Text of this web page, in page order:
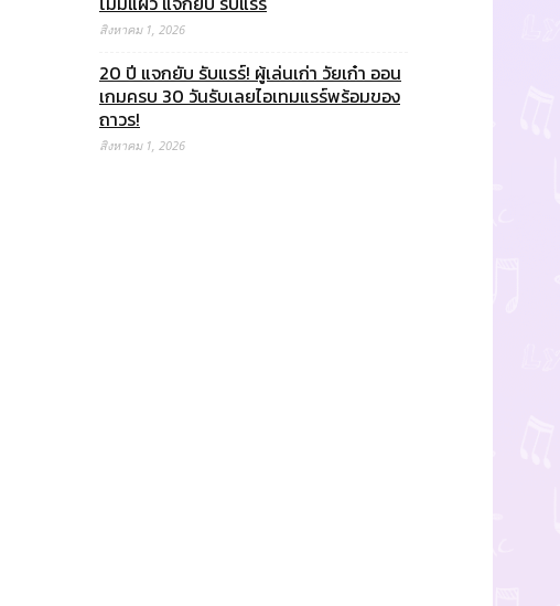
สิงหาคม 1, 2026
20 ปี แจกยับ รับแรร์! ผู้เล่นเก่า วัยเก๋า ออน
เกมครบ 30 วันรับเลยไอเทมแรร์พร้อมของ
ถาวร!
สิงหาคม 1, 2026